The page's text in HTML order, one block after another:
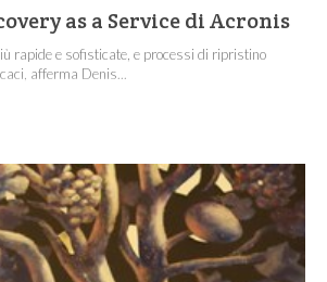
as a Service di Acronis
rapide e sofisticate, e processi di ripristino
afferma Denis...